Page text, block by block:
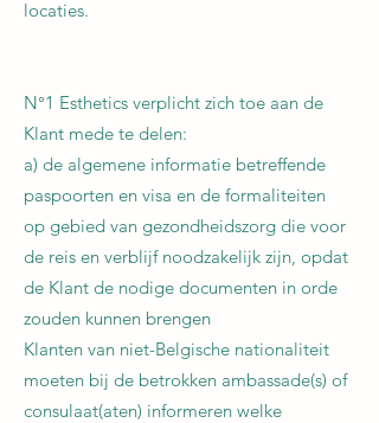
locaties.
N°1 Esthetics verplicht zich toe aan de
Klant mede te delen:
a) de algemene informatie betreffende
paspoorten en visa en de formaliteiten
op gebied van gezondheidszorg die voor
de reis en verblijf noodzakelijk zijn, opdat
de Klant de nodige documenten in orde
zouden kunnen brengen
Klanten van niet-Belgische nationaliteit
moeten bij de betrokken ambassade(s) of
consulaat(aten) informeren welke